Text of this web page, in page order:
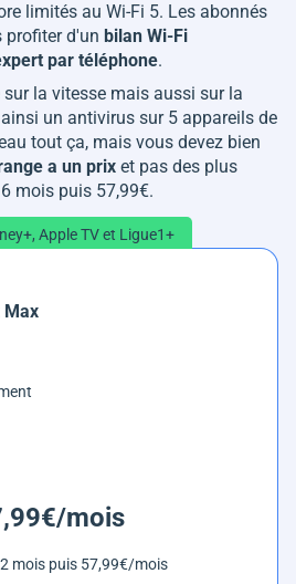
limités au Wi-Fi 5. Les abonnés
profiter d'un bilan Wi-Fi
par téléphone.
la vitesse mais aussi sur la
un antivirus sur 5 appareils de
tout ça, mais vous devez bien
a un prix et pas des plus
mois puis 57,99€.
Apple TV et Ligue1+
Max
mois
mois puis 57,99€/mois